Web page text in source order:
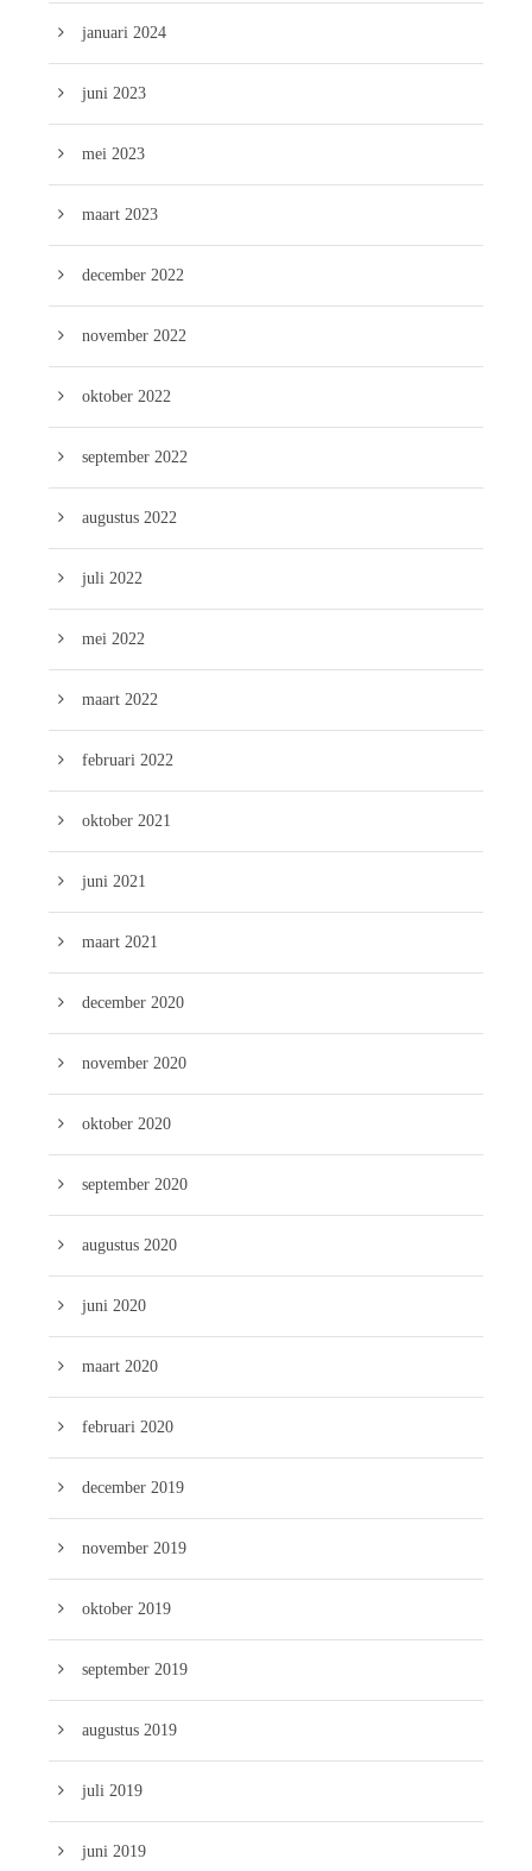
januari 2024
juni 2023
mei 2023
maart 2023
december 2022
november 2022
oktober 2022
september 2022
augustus 2022
juli 2022
mei 2022
maart 2022
februari 2022
oktober 2021
juni 2021
maart 2021
december 2020
november 2020
oktober 2020
september 2020
augustus 2020
juni 2020
maart 2020
februari 2020
december 2019
november 2019
oktober 2019
september 2019
augustus 2019
juli 2019
juni 2019